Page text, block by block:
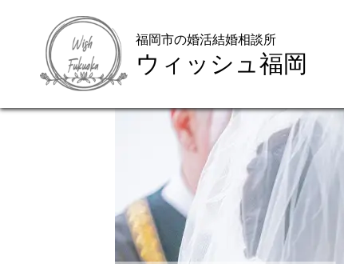
福岡市の婚活結婚相談所
ウィッシュ福岡